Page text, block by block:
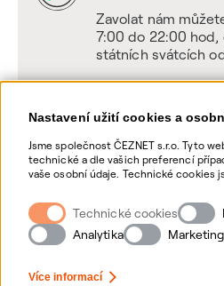
Nastavení užití cookies a
Jsme společnost ČEZNET s.r.o. Tyto
technické a dle vašich preferencí
vaše osobní údaje. Technické cookies
webové stránky vašim preferencím, k
analytice. Pro sběr a zpracování
osobních údajů, nám můžete udělit
vašich právech, zpracování osobních
Technické cookies
Analytika
Marketing
Více informací
Zavolat nám
7:00 do 22:00 hod,
státních svátcích
Napište nám
POSLAT
Zanechte nám
ozveme zpět